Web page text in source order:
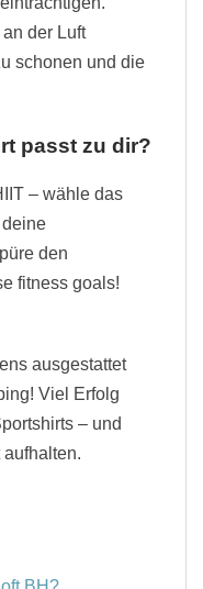
der Luft
schonen und die
passt zu dir?
– wähle das
deine
den
fitness goals!
ausgestattet
Viel Erfolg
– und
aufhalten.